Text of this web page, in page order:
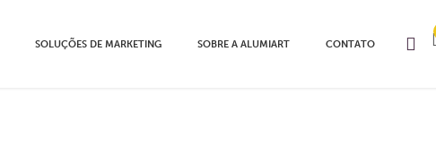
SOLUÇÕES DE MARKETING SOBRE A ALUMIART CONTATO